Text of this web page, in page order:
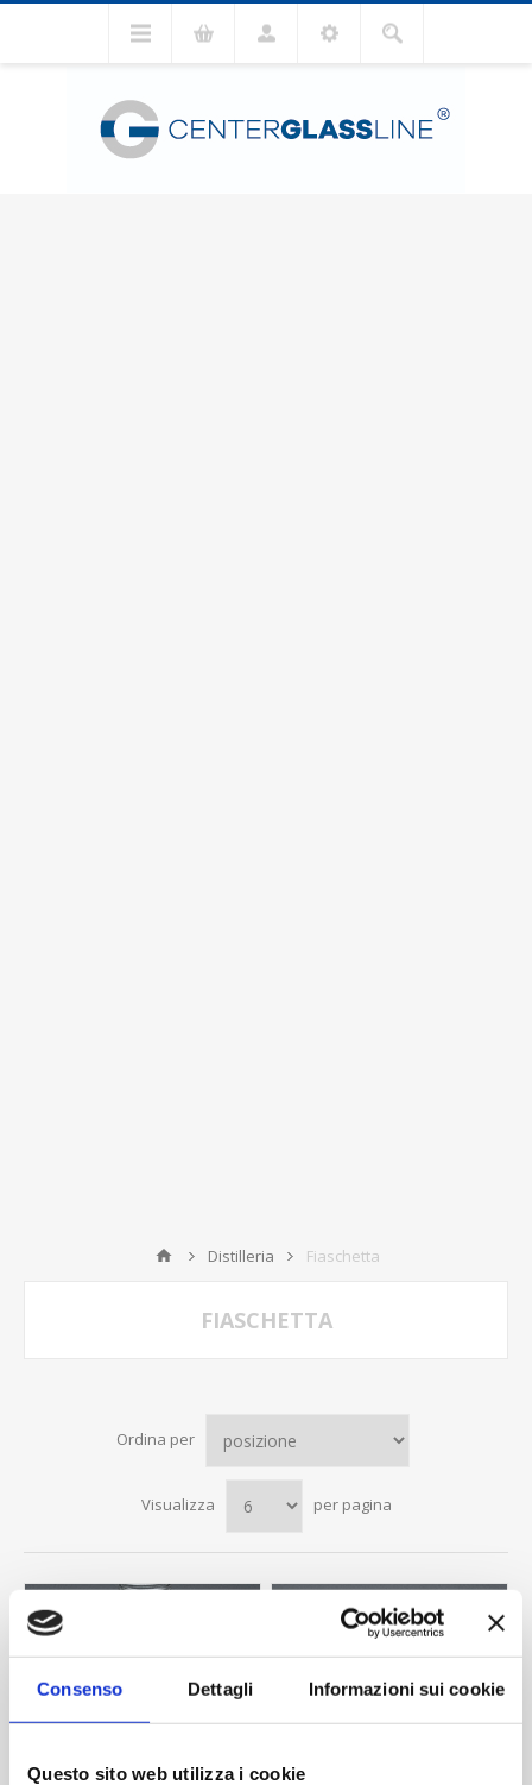
Consenso Dettagli Informazioni sui cookie
Questo sito web utilizza i cookie
Distilleria Fiaschetta
FIASCHETTA
Ordina per
Visualizza per pagina